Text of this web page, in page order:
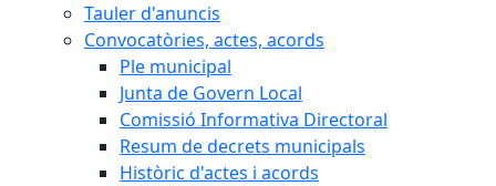
Tauler d'anuncis
Convocatòries, actes, acords
Ple municipal
Junta de Govern Local
Comissió Informativa Directoral
Resum de decrets municipals
Històric d'actes i acords